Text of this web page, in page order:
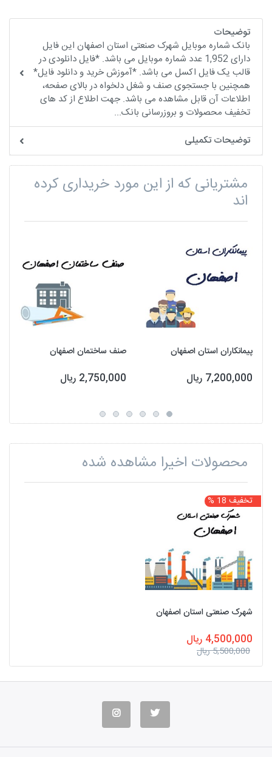
توضیحات
بانک شماره موبایل شهرک صنعتی استان اصفهان این فایل
دارای 1,952 عدد شماره موبایل می باشد. *فایل دانلودی در
قالب یک فایل اکسل می باشد. *آموزش خرید و دانلود فایل*
همچنین با جستجوی صنف و شغل دلخواه در بالای صفحه،
اطلاعات آن قابل مشاهده می باشد. جهت اطلاع از کد های
تخفیف محصولات و بروزرسانی بانک...
توضیحات تکمیلی
مشتریانی که از این مورد خریداری کرده
اند
پیمانکاران استان اصفهان
7,200,000 ریال
صنف ساختمان اصفهان
2,750,000 ریال
محصولات اخیرا مشاهده شده
تخفیف 18 %
شهرک صنعتی استان اصفهان
4,500,000 ریال
5,500,000 ریال